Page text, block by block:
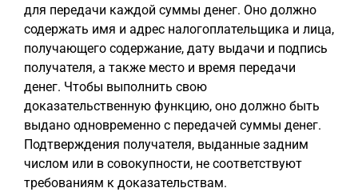
для передачи каждой суммы денег. Оно должно
содержать имя и адрес налогоплательщика и лица,
получающего содержание, дату выдачи и подпись
получателя, а также место и время передачи
денег. Чтобы выполнить свою
доказательственную функцию, оно должно быть
выдано одновременно с передачей суммы денег.
Подтверждения получателя, выданные задним
числом или в совокупности, не соответствуют
требованиям к доказательствам.